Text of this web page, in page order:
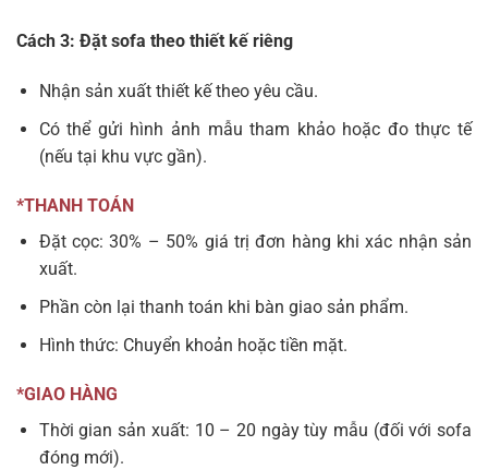
Cách 3: Đặt sofa theo thiết kế riêng
Nhận sản xuất thiết kế theo yêu cầu.
Có thể gửi hình ảnh mẫu tham khảo hoặc đo thực tế
(nếu tại khu vực gần).
*THANH TOÁN
Đặt cọc: 30% – 50% giá trị đơn hàng khi xác nhận sản
xuất.
Phần còn lại thanh toán khi bàn giao sản phẩm.
Hình thức: Chuyển khoản hoặc tiền mặt.
*GIAO HÀNG
Thời gian sản xuất: 10 – 20 ngày tùy mẫu (đối với sofa
đóng mới).